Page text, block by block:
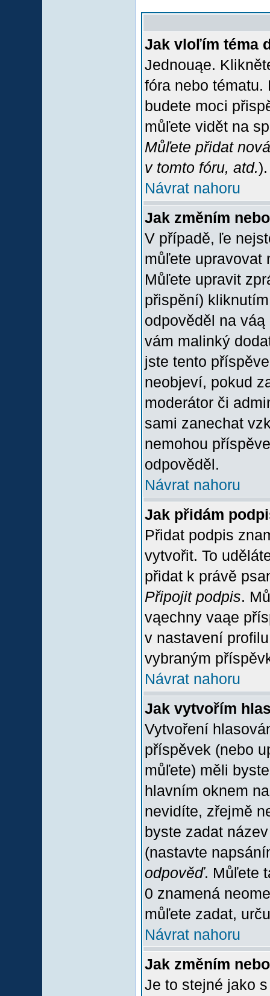
Jak vloľím téma
Jednouąe.
fóra nebo
budete moci
můľete vidět na
Můľete přidat
v tomto fóru, atd.).
Návrat nahoru
Jak změním
V případě, ľe
můľete upravovat
Můľete upravit
přispění)
odpověděl na
vám malinký
jste tento
neobjeví, pokud
moderátor či
sami zanechat
nemohou
odpověděl.
Návrat nahoru
Jak přidám
Přidat podpis
vytvořit. To
přidat k právě
Připojit podpis.
vąechny vaąe
v nastavení
vybraným
Návrat nahoru
Jak vytvořím
Vytvoření
příspěvek (nebo
můľete) měli
hlavním oknem
nevidíte, zřejmě
byste zadat
(nastavte
odpověď. Můľete
0 znamená
můľete zadat,
Návrat nahoru
Jak změním
Je to stejné jako